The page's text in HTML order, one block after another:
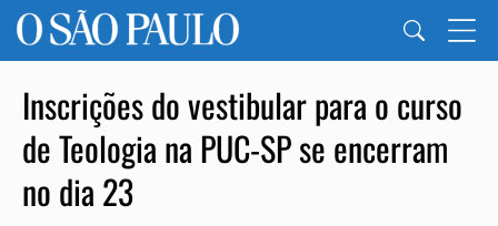
Inscrições do vestibular para o curso
de Teologia na PUC-SP se encerram
no dia 23